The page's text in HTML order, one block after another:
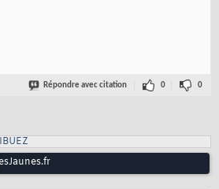
Répondre avec citation 0 0